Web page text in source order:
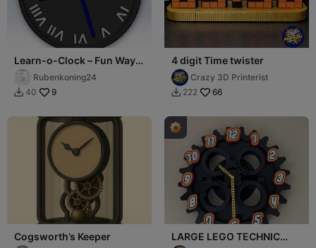
Learn-o-Clock – Fun Way
to Learn Telling Time
Rubenkoning24
 40 9
4 digit Time twister
Crazy 3D Printerist
 222 66
Cogsworth’s Keeper
LARGE LEGO TECHNIC